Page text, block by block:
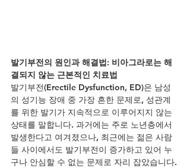
발기부전의 원인과 해결법: 비아그라로는 해
결되지 않는 근본적인 치료법
발기부전(Erectile Dysfunction, ED)은 남성
의 성기능 장애 중 가장 흔한 문제로, 성관계
를 위한 발기가 지속적으로 이루어지지 않는
상태를 말합니다. 과거에는 주로 노년층에서
발생한다고 여겨졌으나, 최근에는 젊은 사람
들 사이에서도 발기부전이 증가하고 있어 누
구나 안심할 수 없는 문제로 자리 잡았습니다.